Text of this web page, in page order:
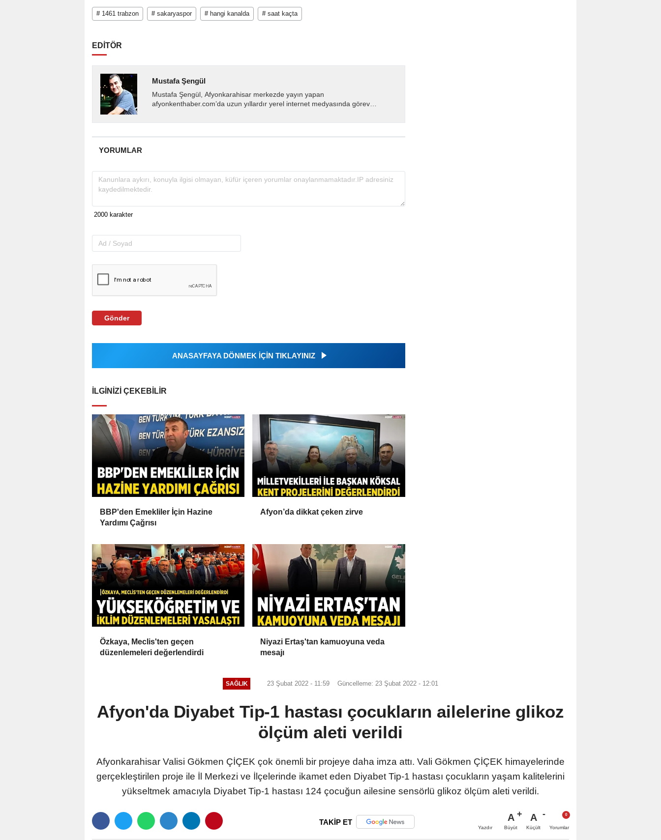
# 1461 trabzon # sakaryaspor # hangi kanalda # saat kaçta
EDİTÖR
Mustafa Şengül
Mustafa Şengül, Afyonkarahisar merkezde yayın yapan
afyonkenthaber.com’da uzun yıllardır yerel internet medyasında görev
YORUMLAR
Gönder
ANASAYFAYA DÖNMEK İÇİN TIKLAYINIZ
İLGINIZI ÇEKEBILIR
BBP'den Emekliler İçin Hazine
Yardımı Çağrısı
Afyon’da dikkat çeken zirve
Özkaya, Meclis'ten geçen
düzenlemeleri değerlendirdi
Niyazi Ertaş'tan kamuoyuna veda
mesajı
SAĞLIK 23 Şubat 2022 - 11:59 Güncelleme: 23 Şubat 2022 - 12:01
Afyon'da Diyabet Tip-1 hastası çocukların ailelerine glikoz
ölçüm aleti verildi
Afyonkarahisar Valisi Gökmen ÇİÇEK çok önemli bir projeye daha imza attı. Vali Gökmen ÇİÇEK himayelerinde
gerçekleştirilen proje ile İl Merkezi ve İlçelerinde ikamet eden Diyabet Tip-1 hastası çocukların yaşam kalitelerini
yükseltmek amacıyla Diyabet Tip-1 hastası 124 çocuğun ailesine sensörlü glikoz ölçüm aleti verildi.
TAKİP ET
Yazdır
A
Büyüt
A
Küçült Yorumlar